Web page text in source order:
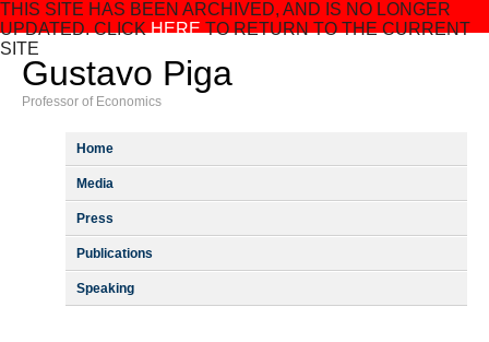
THIS SITE HAS BEEN ARCHIVED, AND IS NO LONGER
UPDATED. CLICKHERETO RETURN TO THE CURRENT
SITE
Gustavo Piga
Professor of Economics
Home
Media
Press
Publications
Speaking